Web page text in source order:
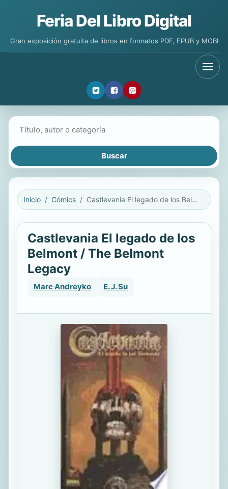
Feria Del Libro Digital
Gran exposición gratuita de libros en formatos PDF, EPUB y MOBI
Inicio Cómics Castlevania El legado de los Belmont / The Belmont Legacy
Castlevania El legado de los
Belmont / The Belmont
Legacy
Marc Andreyko E. J. Su